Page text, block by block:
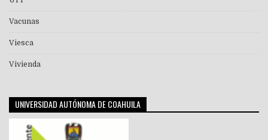
Vacunas
Viesca
Vivienda
UNIVERSIDAD AUTÓNOMA DE COAHUILA